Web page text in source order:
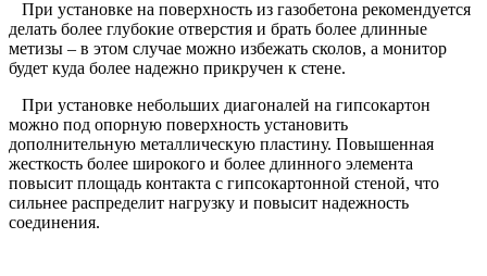
При установке на поверхность из газобетона рекомендуется
делать более глубокие отверстия и брать более длинные
метизы – в этом случае можно избежать сколов, а монитор
будет куда более надежно прикручен к стене.
При установке небольших диагоналей на гипсокартон
можно под опорную поверхность установить
дополнительную металлическую пластину. Повышенная
жесткость более широкого и более длинного элемента
повысит площадь контакта с гипсокартонной стеной, что
сильнее распределит нагрузку и повысит надежность
соединения.